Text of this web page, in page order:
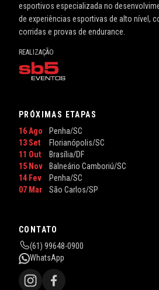
esportivos especializada no
de experiências esportivas de alto nível,
corridas e provas de endurance.
REALIZAÇÃO
PRÓXIMAS ETAPAS
16 Ago
Penha/SC
13 Set
Florianópolis/SC
11 Out
Brasília/DF
15 Nov
Balneário Camboriú/SC
14 Fev
Penha/SC
07 Mar
São Carlos/SP
CONTATO
(61) 99648-0900
WhatsApp